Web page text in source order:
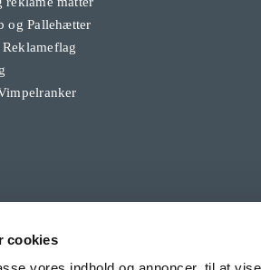
cookies
og Pallehætter